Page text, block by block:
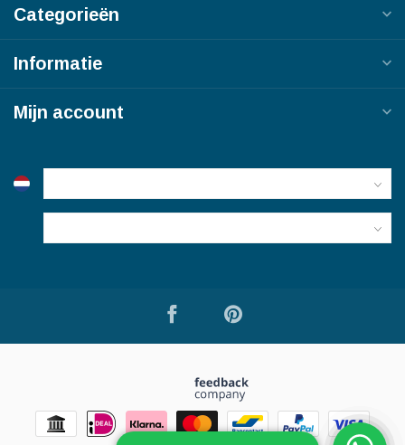
Categorieën
Informatie
Mijn account